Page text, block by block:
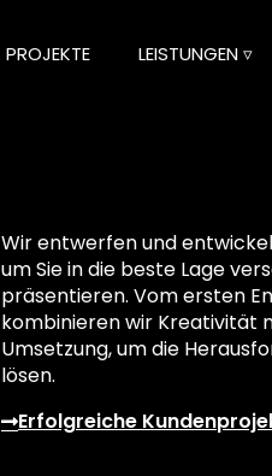
PROJEKTE LEISTUNGEN ▿
Wir entwerfen und
um Sie in die beste Lage
präsentieren. Vom ersten
kombinieren wir Kreativität
Umsetzung, um die
lösen.
Erfolgreiche